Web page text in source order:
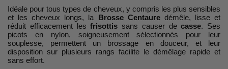
Idéale pour tous types de cheveux, y compris les plus sensibles
et les cheveux longs, la Brosse Centauredémêle, lisse et
réduit efficacement lesfrisottis sans causer decasse. Ses
picots en nylon, soigneusement sélectionnés pour leur
souplesse, permettent un brossage en douceur, et leur
disposition sur plusieurs rangs facilite le démêlage rapide et
sans effort.